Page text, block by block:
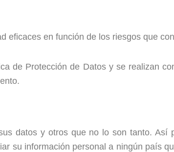
eficaces en función de los riesgos que
de Protección de Datos y se realizan
datos y otros que no lo son tanto. Así
su información personal a ningún país